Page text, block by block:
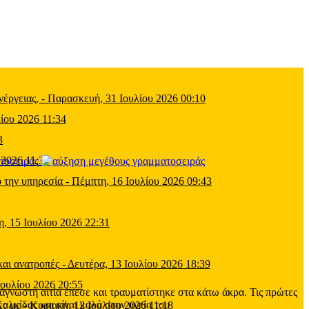
- Παρασκευή, 31 Ιουλίου 2026 00:10
2026 11:34
11:39
υπηρεσία - Πέμπτη, 16 Ιουλίου 2026 09:43
15 Ιουλίου 2026 22:31
ανατροπές -Δευτέρα, 13 Ιουλίου 2026 18:39
2026 20:55
με-Κυριακή, 12 Ιουλίου 2026 11:18
αιτία έπεσε και τραυματίστηκε στα κάτω άκρα. Τις πρώτες
και είναι καλά στην υγεία του